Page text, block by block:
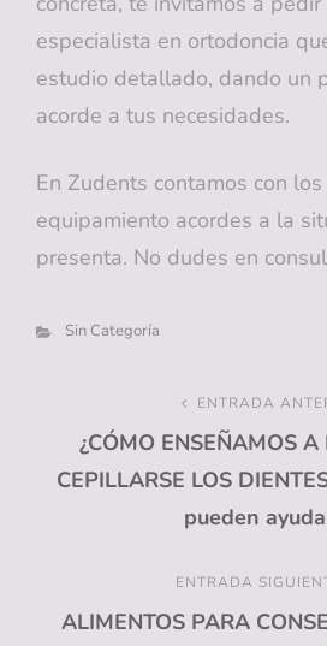
especialista en ortodoncia
estudio detallado, dando un
acorde a tus necesidades.
En Zudents contamos con
equipamiento acordes a la
presenta. No dudes en
Categorías
Sin Categoría
Navegación
de
entradas
ENTRADA
¿CÓMO ENSEÑAMOS A
CEPILLARSE LOS
pueden
ENTRADA
ALIMENTOS PARA